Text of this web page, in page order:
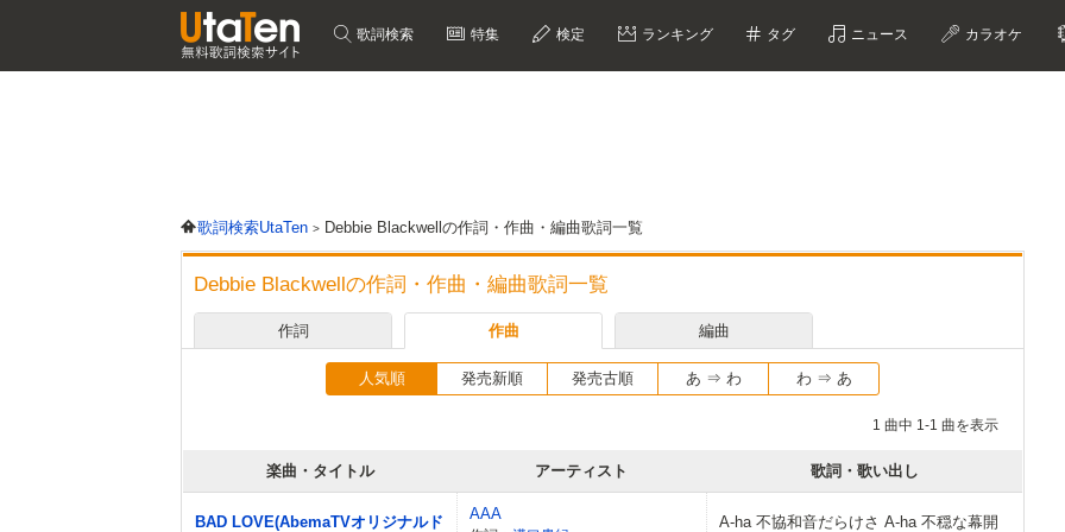
歌詞検索 特集 検定 ランキング タグ ニュース カラオケ
歌詞検索UtaTen Debbie Blackwellの作詞・作曲・編曲歌詞一覧
Debbie Blackwellの作詞・作曲・編曲歌詞一覧
作詞 作曲 編曲
人気順 発売新順 発売古順 あ ⇒ わ わ ⇒ あ
1 曲中 1-1 曲を表示
楽曲・タイトル アーティスト 歌詞・歌い出し
BAD LOVE(AbemaTVオリジナルド
AAA
A-ha 不協和音だらけさ A-ha 不穏な幕開